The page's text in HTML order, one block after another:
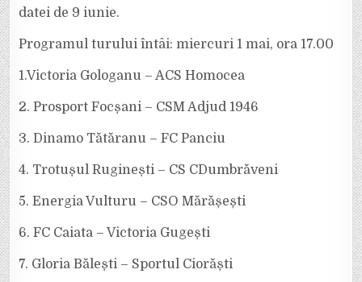
datei de 9 iunie.
Programul turului întâi: miercuri 1 mai, ora 17.00
1.Victoria Gologanu – ACS Homocea
2. Prosport Focșani – CSM Adjud 1946
3. Dinamo Tătăranu – FC Panciu
4. Trotușul Ruginești – CS CDumbrăveni
5. Energia Vulturu – CSO Mărășești
6. FC Caiata – Victoria Gugești
7. Gloria Bălești – Sportul Ciorăști